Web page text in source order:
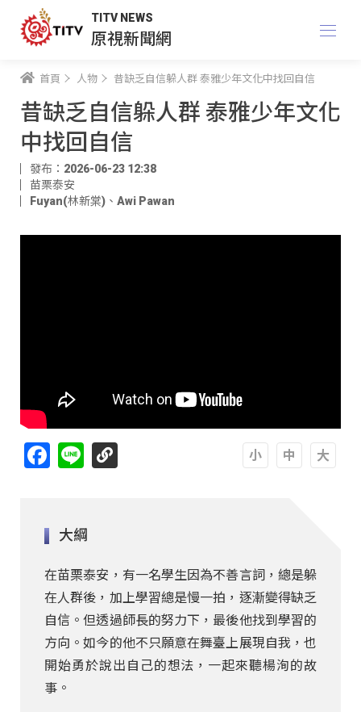
TITV NEWS
原視新聞網
首頁 人物 昔缺乏自信躲人群 泰雅少年文化中找回自信
昔缺乏自信躲人群 泰雅少年文化
中找回自信
發布：2026-06-23 12:38
苗栗泰安
Fuyan(林新棠) 、 Awi Pawan
Facebook
Line
大綱
在苗栗泰安，有一名學生因為不善言詞，總是躲
在人群後，加上學習總是慢一拍，逐漸變得缺乏
自信。但透過師長的努力下，最後他找到學習的
方向。如今的他不只願意在舞臺上展現自我，也
開始勇於說出自己的想法，一起來聽楊洵的故
事。